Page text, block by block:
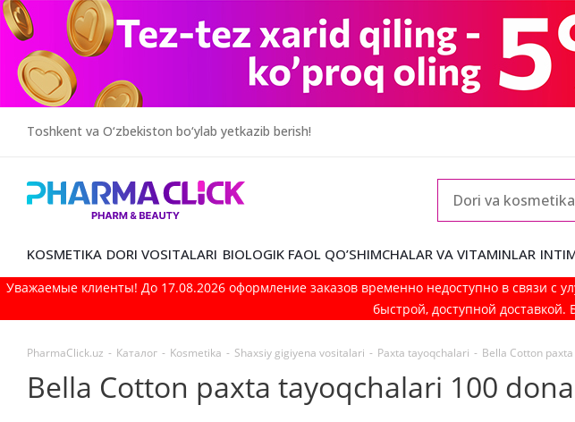
Toshkent va O‘zbekiston bo‘ylab yetkazib berish!
KOSMETIKA DORI VOSITALARI BIOLOGIK FAOL QO’SHIMCHALAR VA VITAMINLAR
Уважаемые клиенты! До 17.08.2026 оформление заказов временно недоступно в связи
быстрой, доступной
PharmaClick.uz - Каталог - Kosmetika - Shaxsiy gigiyena vositalari - Paxta tayoqchalari - Bella Cotton
Bella Cotton paxta tayoqchalari 100